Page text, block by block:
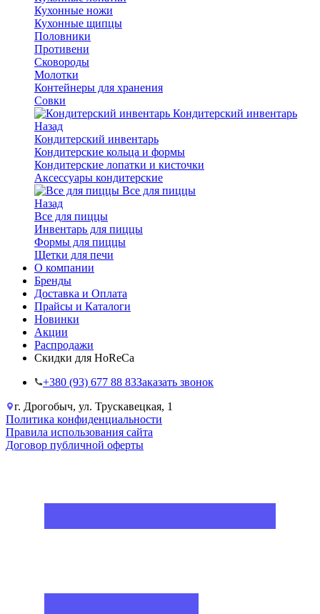
Кухонные ножи
Кухонные щипцы
Половники
Противени
Сковороды
Молотки
Контейнеры для хранения
Совки
Кондитерский инвентарь
Назад
Кондитерский инвентарь
Кондитерские кольца и формы
Кондитерские лопатки и кисточки
Аксессуары кондитерские
Все для пиццы
Назад
Все для пиццы
Инвентарь для пиццы
Формы для пиццы
Щетки для печи
О компании
Бренды
Доставка и Оплата
Прайсы и Каталоги
Новинки
Акции
Распродажи
Скидки для HoReCa
+38‎0 (93) 677 88 83Заказать звонок
г. Дрогобыч, ул. Трускавецкая, 1
Политика конфиденциальности
Правила использования сайта
Договор публичной оферты